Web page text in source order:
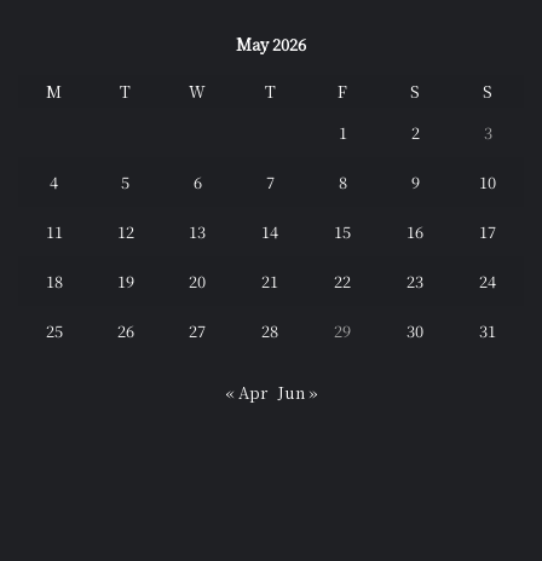
May 2026
M T W T F S
S
1
2 3
4 5 6 7 8 9 10
11 12 13 14 15 16 17
18 19 20 21 22 23 24
25 26 27 28 29 30 31
« Apr Jun »